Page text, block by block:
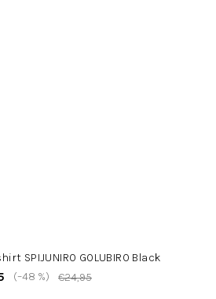
SPIJUNIRO GOLUBIRO Black
€24,95
(–48 %)